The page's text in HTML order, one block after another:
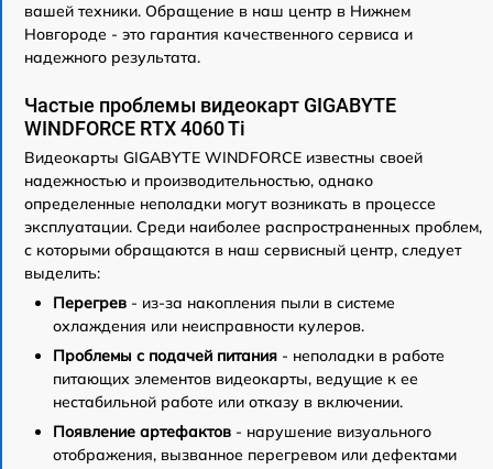
вашей техники. Обращение в наш центр в Нижнем
Новгороде - это гарантия качественного сервиса и
надежного результата.
Частые проблемы видеокарт GIGABYTE
WINDFORCE RTX 4060 Ti
Видеокарты GIGABYTE WINDFORCE известны своей
надежностью и производительностью, однако
определенные неполадки могут возникать в процессе
эксплуатации. Среди наиболее распространенных проблем,
с которыми обращаются в наш сервисный центр, следует
выделить:
Перегрев - из-за накопления пыли в системе
охлаждения или неисправности кулеров.
Проблемы с подачей питания - неполадки в работе
питающих элементов видеокарты, ведущие к ее
нестабильной работе или отказу в включении.
Появление артефактов - нарушение визуального
отображения, вызванное перегревом или дефектами